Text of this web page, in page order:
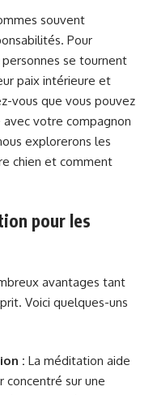
souvent
Pour
se tournent
paix intérieure et
vous que vous pouvez
votre compagnon
explorerons les
chien et comment
pour les
avantages tant
Voici quelques-uns
: La méditation aide
concentré sur une